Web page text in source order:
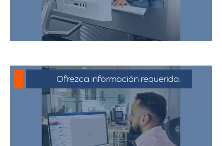
Ofrezca información requerida:
Debe proporcionar información detallada
sobre la mudanza, incluyendo la dirección
de origen y destino, el tipo y cantidad de